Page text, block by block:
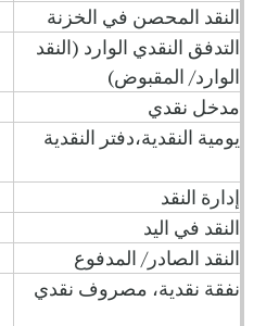
النقد المحصن في الخزنة
التدفق النقدي الوارد (النقد
الوارد/ المقبوض)
مدخل نقدي
يومية النقدية،دفتر النقدية
إدارة النقد
النقد في اليد
النقد الصادر/ المدفوع
نفقة نقدية، مصروف نقدي